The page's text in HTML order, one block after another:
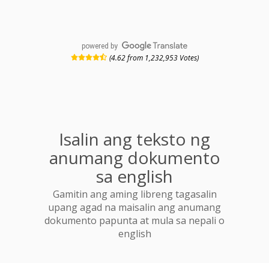
powered by
(4.62 from 1,232,953 Votes)
Isalin ang teksto ng
anumang dokumento
sa english
Gamitin ang aming libreng tagasalin
upang agad na maisalin ang anumang
dokumento papunta at mula sa nepali o
english